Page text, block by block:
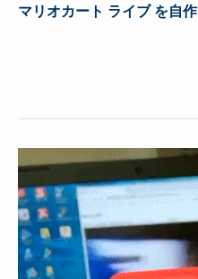
マリオカート ライブ を自作